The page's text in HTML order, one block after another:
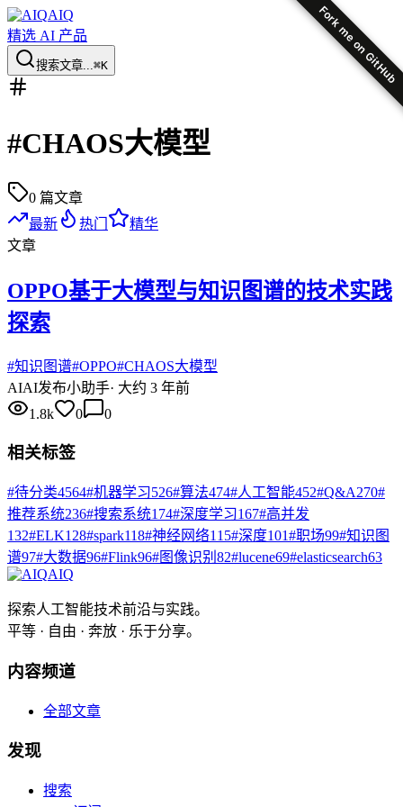
Fork me on GitHub
AIQ
精选 AI 产品
搜索文章...⌘K
#CHAOS大模型
0 篇文章
最新
热门
精华
文章
OPPO基于大模型与知识图谱的技术实践
探索
#知识图谱#OPPO#CHAOS大模型
AIAI发布小助手· 大约 3 年前
1.8k
0 0
相关标签
#待分类4564#机器学习526#算法474#人工智能452#Q&A270#
推荐系统236#搜索系统174#深度学习167#高并发
132#ELK128#spark118#神经网络115#深度101#职场99#知识图
谱97#大数据96#Flink96#图像识别 82#lucene69#elasticsearch63
AIQ
探索人工智能技术前沿与实践。
平等 · 自由 · 奔放 · 乐于分享。
内容频道
全部文章
发现
搜索